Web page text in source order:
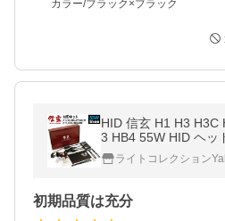
カラー/ブラック×ブラック
HID 信玄 H1 H3 H3C
3 HB4 55W HID ヘッ
ライトコレクション
初期品質は充分